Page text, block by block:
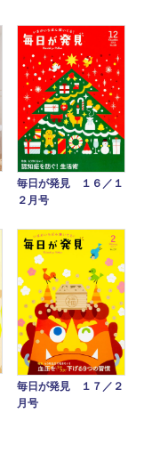
毎日が発見 １６／１
２月号
毎日が発見 １７／２
月号